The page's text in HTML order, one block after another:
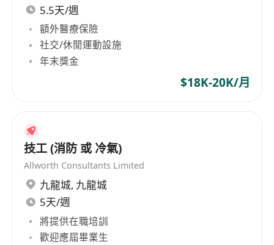
5.5天/週
額外醫療保險
社交/休閒運動設施
年末獎金
$18K-20K/月
技工 (消防 或 冷氣)
Allworth Consultants Limited
九龍城, 九龍城
5天/週
將提供在職培訓
歡迎應屆畢業生